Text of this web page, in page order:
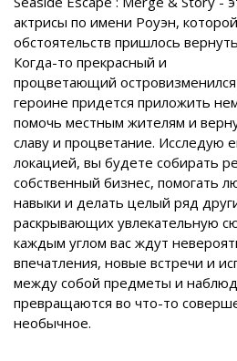
актрисы по имени Роуэн,
обстоятельств пришлось
Когда-то прекрасный и
процветающий
героине придется приложить
помочь местным жителям и
славу и процветание. Исследую
локацией, вы будете собирать
собственный бизнес, помогать
навыки и делать целый ряд
раскрывающих увлекательную
каждым углом вас ждут
впечатления, новые встречи и
между собой предметы и
превращаются во что-то
необычное.